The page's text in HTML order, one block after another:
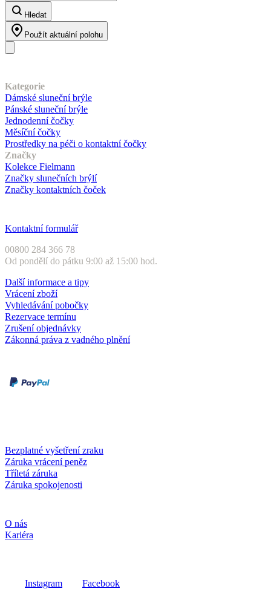
Hledat
Použít aktuální polohu
Kategorie
Dámské sluneční brýle
Pánské sluneční brýle
Jednodenní čočky
Měsíční čočky
Prostředky na péči o kontaktní čočky
Značky
Kolekce Fielmann
Značky slunečních brýlí
Značky kontaktních čoček
Kontaktní formulář
00800 284 366 78
Od pondělí do pátku 9:00 až 15:00 hod.
Další informace a tipy
Vrácení zboží
Vyhledávání pobočky
Rezervace termínu
Zrušení objednávky
Zákonná práva z vadného plnění
Bezplatné vyšetření zraku
Záruka vrácení peněz
Tříletá záruka
Záruka spokojenosti
O nás
Kariéra
Instagram Facebook